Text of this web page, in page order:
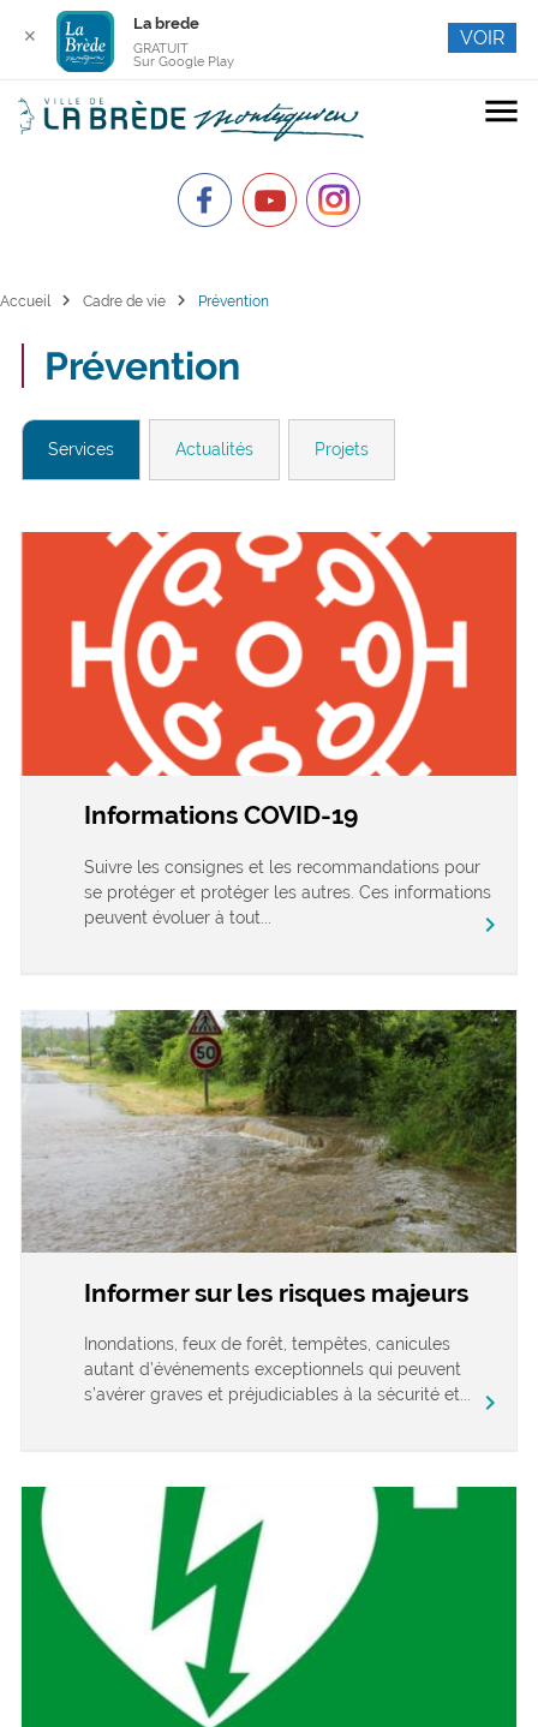
menu
Accueil chevron_right Cadre de vie chevron_right Prévention
Prévention
Services Actualités Projets
Informations COVID-19
Suivre les consignes et les recommandations pour
se protéger et protéger les autres. Ces informations
peuvent évoluer à tout...
chevron_right
Informer sur les risques majeurs
Inondations, feux de forêt, tempêtes, canicules
autant d’événements exceptionnels qui peuvent
s’avérer graves et préjudiciables à la sécurité et...
chevron_right
✕
La brede
GRATUIT
Sur Google Play
VOIR